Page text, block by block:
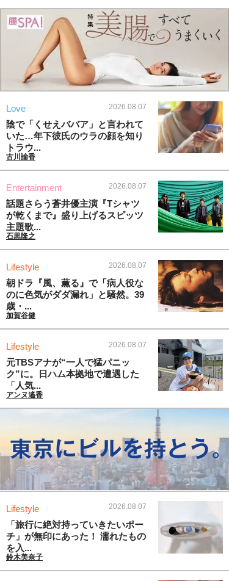
Love 2026.08.07
陰で「くせえババア」と言われて
いた…年下彼氏のウラの顔を知り
トラウ...
古川諭香
Entertainment 2026.08.07
話題さらう蒼井優主演『Tシャツ
が乾くまで』盛り上げるスピッツ
主題歌...
石黒隆之
Lifestyle 2026.08.07
朝ドラ『風、薫る』で「病人役な
のに色気がダダ漏れ」と騒然。39
歳・...
加賀谷健
Lifestyle 2026.08.07
元TBSアナが“一人で猛パニッ
ク”に。日ハム本拠地で遭遇した
「人気...
アンヌ遙香
Lifestyle 2026.08.07
「旅行に絶対持っていきたいポー
チ」が無印にあった！ 濡れたもの
を入...
鈴木美奈子